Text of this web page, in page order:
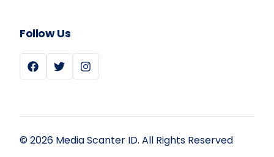
Follow Us
© 2026 Media Scanter ID. All Rights Reserved